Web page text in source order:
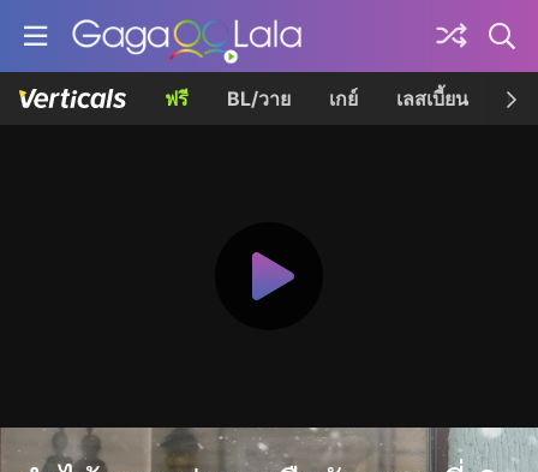
ฟรี BL/วาย เกย์ เลสเบี้ยน เค